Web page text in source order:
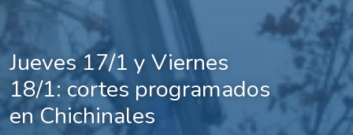
Jueves 17/1 y Viernes
18/1: cortes programados
en Chichinales